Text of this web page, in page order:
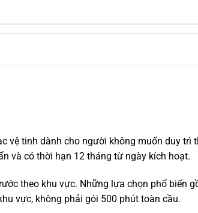
vệ tinh dành cho người không muốn duy trì
và có thời hạn 12 tháng từ ngày kích hoạt.
theo khu vực. Những lựa chọn phổ biến
vực, không phải gói 500 phút toàn cầu.